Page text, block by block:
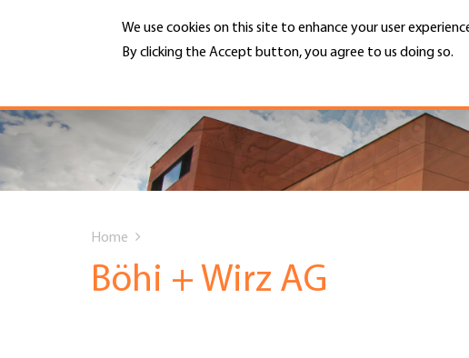
We use cookies on this site to enhance your user
By clicking the Accept button, you agree to us doing so.
Hauptnavigation
PORTRAIT
DIENSTLEISTUNGEN
MENU
are
Home
Böhi + Wirz AG